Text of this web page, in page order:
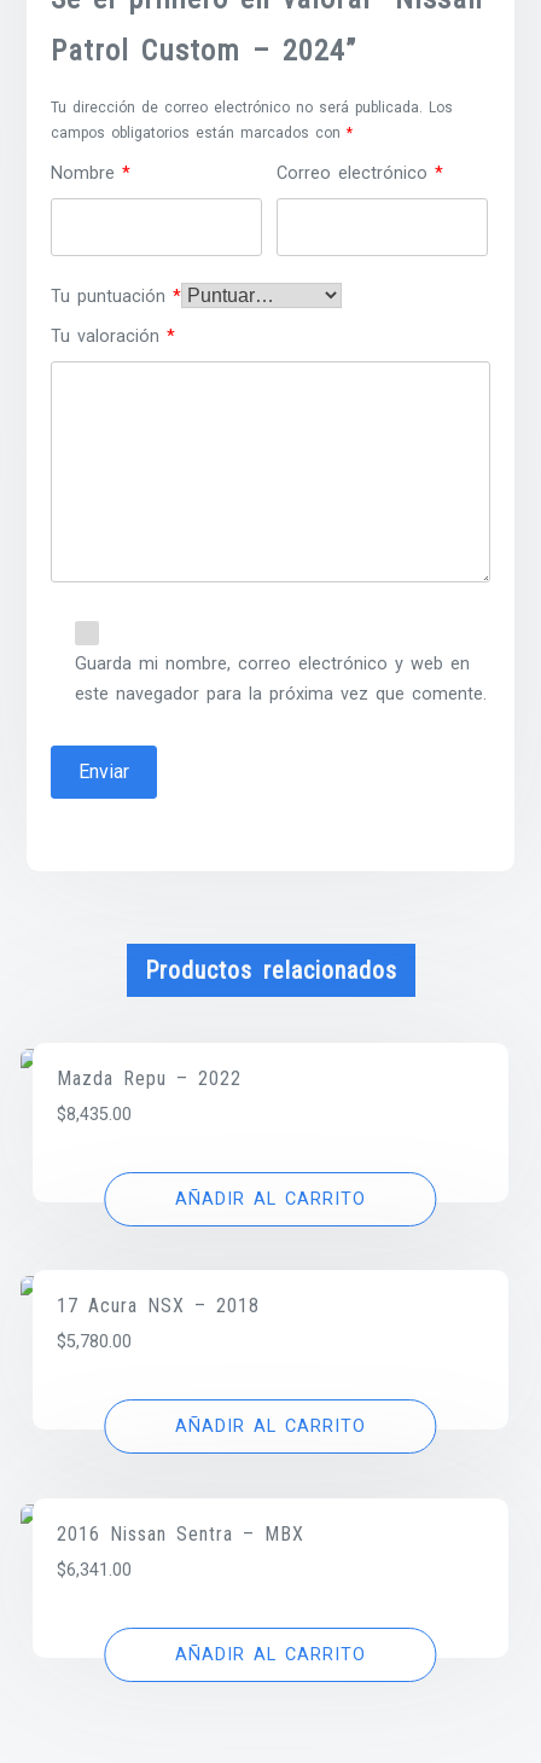
Patrol Custom – 2024”
Tu dirección de correo electrónico no será publicada.
Los
campos obligatorios están marcados con*
Nombre* Correo electrónico*
Tu puntuación*
Tu valoración*
Guarda mi nombre, correo electrónico y web en
este navegador para la próxima vez que comente.
Productos relacionados
Mazda Repu – 2022
$8,435.00
AÑADIR AL CARRITO
17 Acura NSX – 2018
$5,780.00
AÑADIR AL CARRITO
2016 Nissan Sentra – MBX
$6,341.00
AÑADIR AL CARRITO